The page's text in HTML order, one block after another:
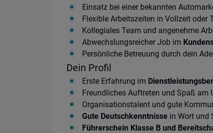
Einsatz bei einer bekannten
Flexible Arbeitszeiten in Vollzeit oder
Kollegiales Team und angenehme
Abwechslungsreicher Job im
Persönliche Betreuung durch dein
Dein Profil
Erste Erfahrung im
Freundliches Auftreten und Spaß am
Organisationstalent und gute
Gute Deutschkenntnisse in Wort und
Führerschein Klasse B und